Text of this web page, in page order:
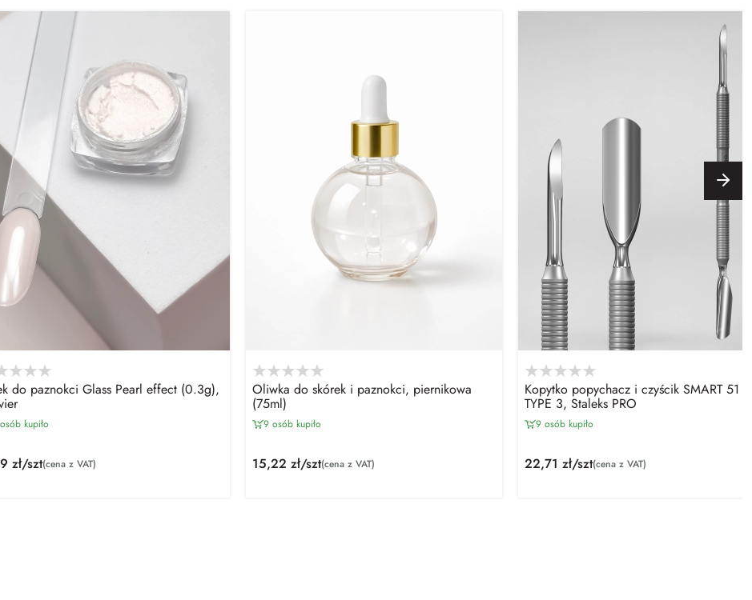
do paznokci Glass Pearl effect (0.3g),
kupiło
zł/szt(cena z VAT)
Oliwka do skórek i paznokci, piernikowa
(75ml)
9 osób kupiło
15,22 zł/szt(cena z VAT)
Kopytko popychacz i czyścik SMART 51
TYPE 3, Staleks PRO
9 osób kupiło
22,71 zł/szt(cena z VAT)